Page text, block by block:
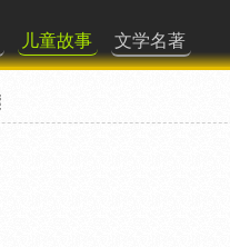
儿童故事 文学名著